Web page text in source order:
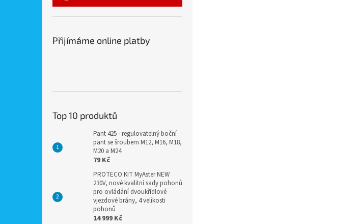
Přijímáme online platby
Top 10 produktů
Pant 425 - regulovatelný boční
pant se šroubem M12, M16, M18,
M20 a M24.
79 Kč
PROTECO KIT MyAster NEW
230V, nové kvalitní sady pohonů
pro ovládání dvoukřídlové
vjezdové brány, 4 velikosti
pohonů
14 999 Kč